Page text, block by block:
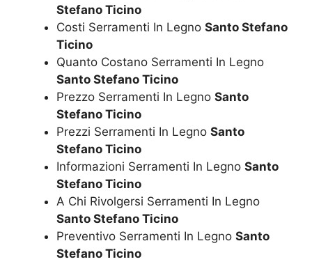
Stefano Ticino
Costi Serramenti In Legno Santo Stefano
Ticino
Quanto Costano Serramenti In Legno
Santo Stefano Ticino
Prezzo Serramenti In Legno Santo
Stefano Ticino
Prezzi Serramenti In Legno Santo
Stefano Ticino
Informazioni Serramenti In Legno Santo
Stefano Ticino
A Chi Rivolgersi Serramenti In Legno
Santo Stefano Ticino
Preventivo Serramenti In Legno Santo
Stefano Ticino